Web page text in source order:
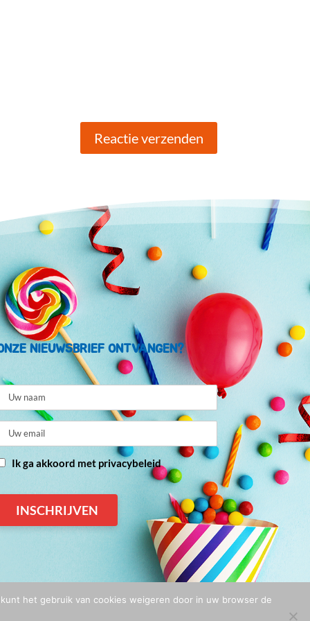
NIEUWSBRIEF ONTVANGEN?
Ik ga akkoord met privacybeleid
het gebruik van cookies weigeren door in uw browser de